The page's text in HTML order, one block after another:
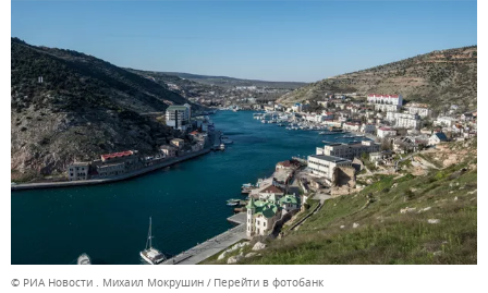
© РИА Новости . Михаил Мокрушин Перейти в фотобанк